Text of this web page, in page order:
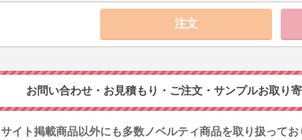
お問い合わせ・お見積もり・ご注文・サンプルお取り
サイト掲載商品以外にも多数ノベルティ商品を取り扱ってお